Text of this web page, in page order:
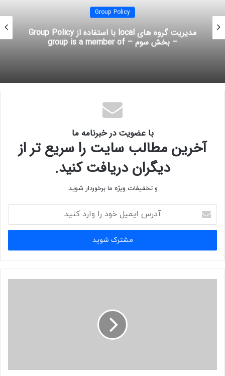
Group Policy
مدیریت گروه های local با استفاده از Group Policy
– بخش سوم – group is a member of
با عضویت در خبرنامه ما
آخرین مطالب سایت را سریع تر از
دیگران دریافت کنید.
و تخفیفات ویژه ما برخوردار شوید.
ایمیل
خود
وارد
کنید